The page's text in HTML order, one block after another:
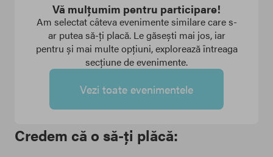
Vă mulțumim pentru participare!
Am selectat câteva evenimente similare care s-
ar putea să-ți placă. Le găsești mai jos, iar
pentru și mai multe opțiuni, explorează întreaga
secțiune de evenimente.
Vezi toate evenimentele
Credem că o să-ți plăcă: